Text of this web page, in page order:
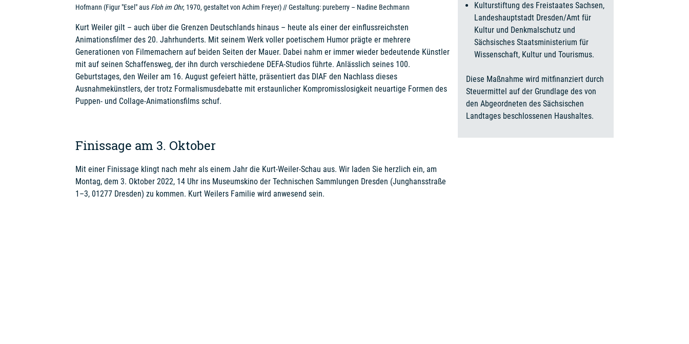
Hofmann (Figur "Esel" aus Floh im Ohr, 1970, gestaltet von Achim Freyer) // Gestaltung: pureberry – Nadine Bechmann
Kurt Weiler gilt – auch über die Grenzen Deutschlands hinaus – heute als einer der einflussreichsten
Animationsfilmer des 20. Jahrhunderts. Mit seinem Werk voller poetischem Humor prägte er mehrere
Generationen von Filmemachern auf beiden Seiten der Mauer. Dabei nahm er immer wieder bedeutende Künstler
mit auf seinen Schaffensweg, der ihn durch verschiedene DEFA-Studios führte. Anlässlich seines 100.
Geburtstages, den Weiler am 16. August gefeiert hätte, präsentiert das DIAF den Nachlass dieses
Ausnahmekünstlers, der trotz Formalismusdebatte mit erstaunlicher Kompromisslosigkeit neuartige Formen des
Puppen- und Collage-Animationsfilms schuf.
Finissage am 3. Oktober
Mit einer Finissage klingt nach mehr als einem Jahr die Kurt-Weiler-Schau aus. Wir laden Sie herzlich ein, am
Montag, dem 3. Oktober 2022, 14 Uhr ins Museumskino der Technischen Sammlungen Dresden (Junghansstraße
1–3, 01277 Dresden) zu kommen. Kurt Weilers Familie wird anwesend sein.
Kulturstiftung des Freistaates Sachsen,
Landeshauptstadt Dresden/Amt für
Kultur und Denkmalschutz und
Sächsisches Staatsministerium für
Wissenschaft, Kultur und Tourismus.
Diese Maßnahme wird mitfinanziert durch
Steuermittel auf der Grundlage des von
den Abgeordneten des Sächsischen
Landtages beschlossenen Haushaltes.